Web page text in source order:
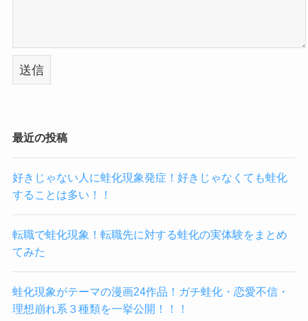
最近の投稿
好きじゃない人に蛙化現象発症！好きじゃなくても蛙化
することは多い！！
転職で蛙化現象！転職先に対する蛙化の実体験をまとめ
てみた
蛙化現象がテーマの漫画24作品！ガチ蛙化・恋愛不信・
理想崩れ系３種類を一挙公開！！！